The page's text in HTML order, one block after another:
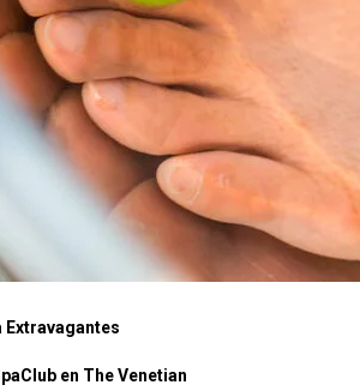
Extravagantes
en The Venetian